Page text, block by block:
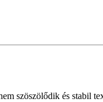
szöszölődik és stabil